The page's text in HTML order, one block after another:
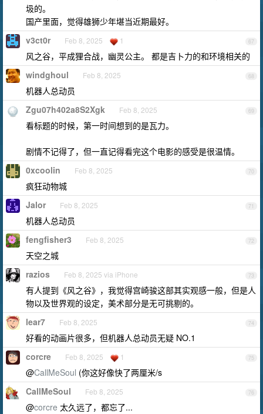
圾的。
国产里面，觉得雄狮少年堪当近期最好。
67
v3ct0r Feb 8, 2025 1
风之谷，平成狸合战，幽灵公主。 都是吉卜力的和环境相关的
68
windghoul Feb 8, 2025
机器人总动员
69
Zgu07h402a8S2Xgk Feb 8, 2025
看标题的时候，第一时间想到的是瓦力。
剧情不记得了，但一直记得看完这个电影的感受是很温情。
70
0xcoolin Feb 8, 2025
疯狂动物城
71
Jalor Feb 8, 2025
机器人总动员
72
fengfisher3 Feb 8, 2025
天空之城
73
razios Feb 8, 2025 via iPhone
有人提到《风之谷》，我觉得宫崎骏这部其实观感一般，但是人
物以及世界观的设定，美术部分是无可挑剔的。
74
lear7 Feb 8, 2025
好看的动画片很多，但机器人总动员无疑 NO.1
75
corcre Feb 8, 2025 1
@CallMeSoul (你这好像快了两厘米/s
76
CallMeSoul Feb 8, 2025
@corcre 太久远了，都忘了...